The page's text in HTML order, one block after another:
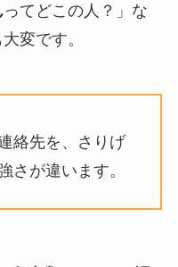
ってどこの人？」な
変です。
絡先を、さりげ
さが違います。